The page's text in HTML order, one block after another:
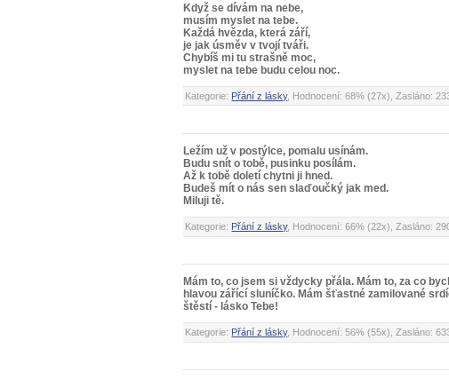
Když se dívám na nebe,
musím myslet na tebe.
Každá hvězda, která září,
je jak úsměv v tvojí tváři.
Chybíš mi tu strašně moc,
myslet na tebe budu celou noc.
Kategorie: Přání z lásky, Hodnocení: 68% (27x), Zasláno:
Ležím už v postýlce, pomalu usínám.
Budu snít o tobě, pusinku posílám.
Až k tobě doletí chytni ji hned.
Budeš mít o nás sen slaďoučký jak med.
Miluji tě.
Kategorie: Přání z lásky, Hodnocení: 66% (22x), Zasláno:
Mám to, co jsem si vždycky přála. Mám to, za co
hlavou zářící sluníčko. Mám šťastné zamilované
štěstí - lásko Tebe!
Kategorie: Přání z lásky, Hodnocení: 56% (55x), Zasláno: